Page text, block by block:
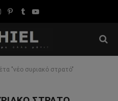
Pinterest
TumblrYouTube
"νέο συριακό στρατό"